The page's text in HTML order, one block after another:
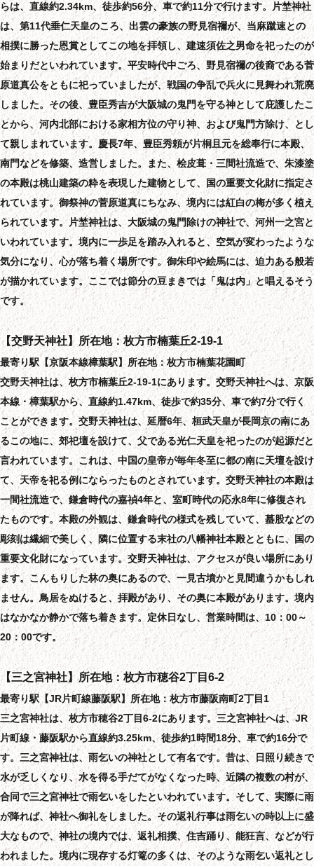
らは、直線約2.34km、徒歩約56分、車で約11分で行けます。片埜神社
は、第11代垂仁天皇のころ、出雲の豪族の野見宿禰が、当麻蹴速との
相撲に勝った恩賞としてこの地を拝領し、建速須佐之男命を祀ったのが
始まりだといわれています。平安時代中ごろ、野見宿禰の後裔である菅
原道真公をともに祀っていましたが、戦国の争乱で兵火に見舞われ荒廃
しました。その後、豊臣秀吉が大阪城の鬼門を守る神として庇護したこ
とから、河内北部における家相方位の守り神、および鬼門方除け、とし
て親しまれています。慶長7年、豊臣秀頼が片桐且元を総奉行に本殿、
南門などを修築、造営しました。また、桧皮葺・三間社流造で、朱漆塗
の本殿は桃山建築の粋を表現した建物として、国の重要文化財に指定さ
れています。御祭神の菅原道真にちなみ、境内には紅白の梅が多く植え
られています。片埜神社は、大阪城の鬼門除けの神社で、河州一之宮と
いわれています。境内に一歩足を踏み入れると、空気が変わったような
気分になり、心が落ち着く場所です。御朱印や絵馬には、迫力ある般若
が描かれています。ここでは節分の豆まきでは「鬼は内」と唱えるそう
です。
【交野天神社】所在地：枚方市楠葉丘2-19-1
最寄り駅【京阪本線樟葉駅】所在地：枚方市楠葉花園町
交野天神社は、枚方市楠葉丘2-19-1にあります。交野天神社へは、京阪
本線・樟葉駅から、直線約1.47km、徒歩で約35分、車で約7分で行く
ことができます。交野天神社は、延暦6年、桓武天皇が長岡京の南にあ
るこの地に、郊祀壇を設けて、父である光仁天皇を祀ったのが起源だと
言われています。これは、中国の皇帝が毎年冬至に都の南に天壇を設け
て、天帝を祀る例にならったものとされています。交野天神社の本殿は
一間社流造で、鎌倉時代の嘉禎4年と、室町時代の応永8年に修復され
たものです。本殿の外観は、鎌倉時代の様式を残していて、蟇股などの
彫刻は繊細で美しく、隣に位置する末社の八幡神社本殿とともに、国の
重要文化財になっています。交野天神社は、アクセスが良い場所にあり
ます。こんもりした林の奥にあるので、一見古墳かと見間違うかもしれ
ません。鳥居をぬけると、拝殿があり、その奥に本殿があります。境内
はなかなか静かで落ち着きます。定休日なし、営業時間は、10：00～
20：00です。
【三之宮神社】所在地：枚方市穂谷2丁目6-2
最寄り駅【JR片町線藤阪駅】所在地：枚方市藤阪南町2丁目1
三之宮神社は、枚方市穂谷2丁目6-2にあります。三之宮神社へは、JR
片町線・藤阪駅から直線約3.25km、徒歩約1時間18分、車で約16分で
す。三之宮神社は、雨乞いの神社として有名です。昔は、日照り続きで
水が乏しくなり、水を得る手だてがなくなった時、近隣の複数の村が、
合同で三之宮神社で雨乞いをしたといわれています。そして、実際に雨
が降れば、神社へ御礼をしました。その返礼行事は雨乞いの時以上に盛
大なもので、神社の境内では、返礼相撲、住吉踊り、能狂言、などが行
われました。境内に現存する灯篭の多くは、そのような雨乞い返礼とし